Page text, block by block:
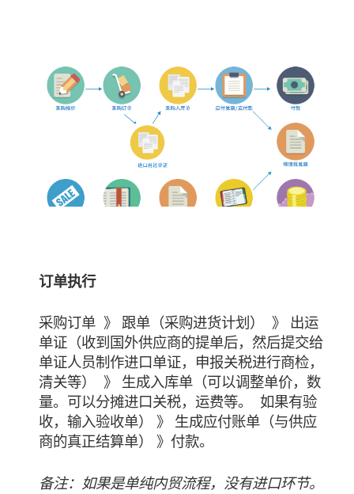
订单执行
采购订单 》 跟单（采购进货计划） 》 出运
单证（收到国外供应商的提单后，然后提交给
单证人员制作进口单证，申报关税进行商检，
清关等） 》 生成入库单（可以调整单价，数
量。可以分摊进口关税，运费等。 如果有验
收，输入验收单） 》 生成应付账单（与供应
商的真正结算单） 》付款。
备注：如果是单纯内贸流程，没有进口环节。